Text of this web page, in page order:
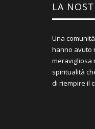
LA
Una
hanno avuto
meravigliosa
spiritualità
di riempire il